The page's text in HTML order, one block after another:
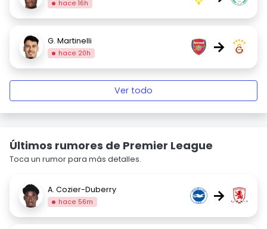
hace 16h
G. Martinelli
hace 20h →
Ver todo
Últimos rumores de Premier League
Toca un rumor para más detalles.
A. Cozier-Duberry
hace 56m →